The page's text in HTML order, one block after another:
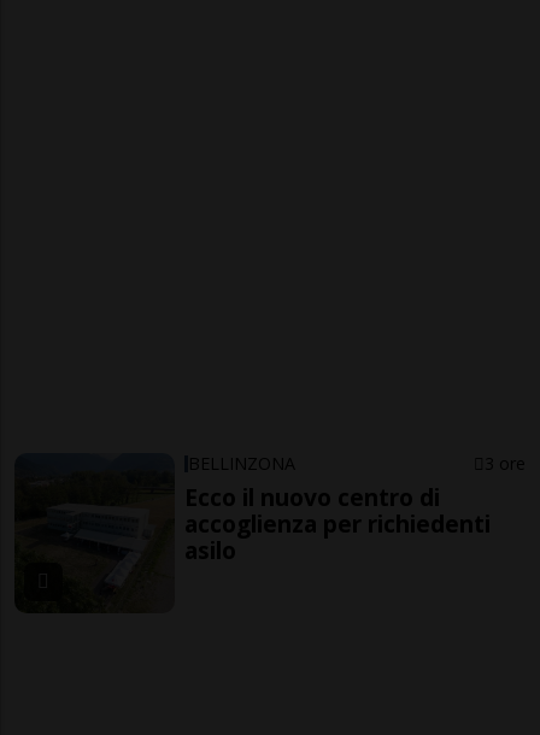
BELLINZONA 3 ore
Ecco il nuovo centro di
accoglienza per richiedenti
asilo